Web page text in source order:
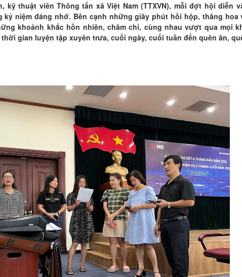
kỹ thuật viên Thông tấn xã Việt Nam (TTXVN), mỗi đợt hội diễn
kỷ niệm đáng nhớ. Bên cạnh những giây phút hồi hộp, thăng hoa
khoảnh khắc hồn nhiên, chăm chỉ, cùng nhau vượt qua mọi
gian luyện tập xuyên trưa, cuối ngày, cuối tuần đến quên ăn,